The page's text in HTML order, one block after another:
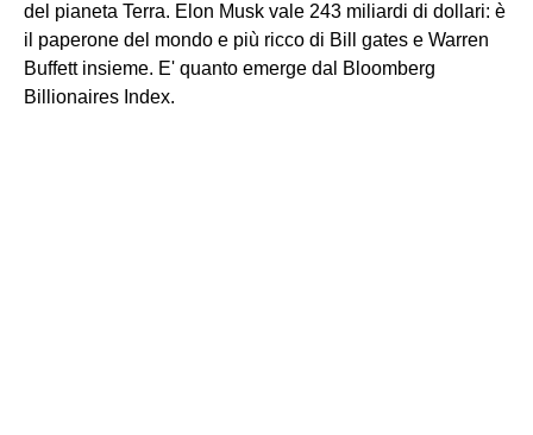
del pianeta Terra. Elon Musk vale 243 miliardi di dollari: è
il paperone del mondo e più ricco di Bill gates e Warren
Buffett insieme. E' quanto emerge dal Bloomberg
Billionaires Index.